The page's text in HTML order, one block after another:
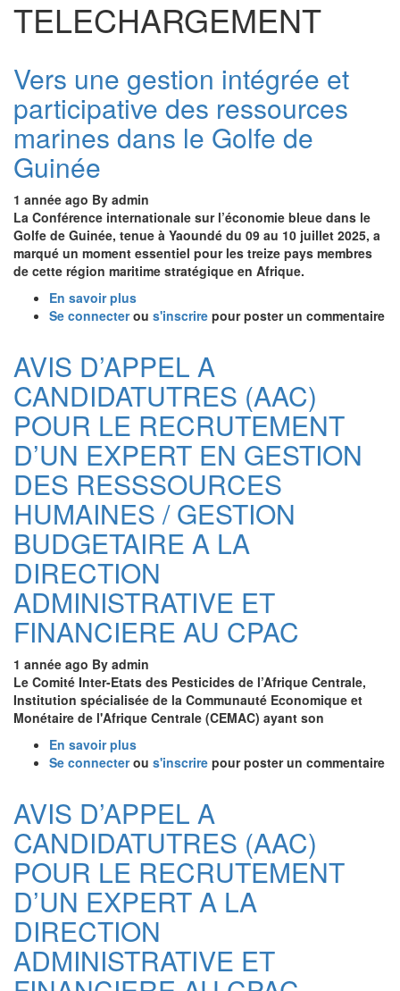
TELECHARGEMENT
Vers une gestion intégrée et
participative des ressources
marines dans le Golfe de
Guinée
1 année ago By admin
La Conférence internationale sur l’économie bleue dans le
Golfe de Guinée, tenue à Yaoundé du 09 au 10 juillet 2025, a
marqué un moment essentiel pour les treize pays membres
de cette région maritime stratégique en Afrique.
En savoir plus
Vers
intégrée
et
participative
des
ressources
marines
dans
le
Golfe
de
Guinée
Se connecterou s'inscrire pour poster un commentaire
AVIS D’APPEL A
CANDIDATUTRES (AAC)
POUR LE RECRUTEMENT
D’UN EXPERT EN GESTION
DES RESSSOURCES
HUMAINES / GESTION
BUDGETAIRE A LA
DIRECTION
ADMINISTRATIVE ET
FINANCIERE AU CPAC
1 année ago By admin
Le Comité Inter-Etats des Pesticides de l’Afrique Centrale,
Institution spécialisée de la Communauté Economique et
Monétaire de l'Afrique Centrale (CEMAC) ayant son
En savoir plus
AVIS
CANDIDATUTRES
(AAC)
POUR
LE
RECRUTEMENT
D’UN
EXPERT
EN
GESTION
DES
Se connecterou s'inscrire pour poster un commentaire
AVIS D’APPEL A
CANDIDATUTRES (AAC)
POUR LE RECRUTEMENT
D’UN EXPERT A LA
DIRECTION
ADMINISTRATIVE ET